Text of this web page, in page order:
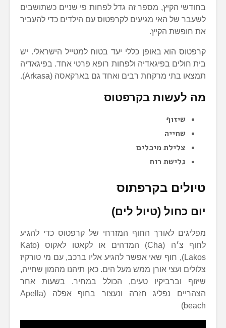
בחודשי הקיץ, מספר זה גדל לפחות פי שניים כשתושבים
לשעבר של האי מגיעים לקרפטוס עם הילדים כדי להעביר
את חופשת הקיץ.
קרפטוס הוא באופן כללי יעד בטוח למטייל הישראלי. יש
בית חולים בפיגאדיה ולפחות רופא פרטי אחד. בפיגאדיה
תמצאו בתי מרקחת רבים ואחד גם בארקאסה (Arkasa).
מה לעשות בקרפטוס
שיזוף
שחייה
צלילת מיכלים
גלישת רוח
טיולים בקרפתוס
יום כחול (טיול לים)
מפליגים לאורך החוף המזרחי של קרפטוס כדי להגיע
לחוף צ׳ה (Cha) המדהים או לקאטו לאקוס (Kato
Lakos), חוף שאי אפשר להגיע אליו ברכב, עם מי טורקיז
צלולים ועצי אורן ממש מעל הים. כאן תיהנו מהמון שחייה,
שיזוף וברביקיו טעים, הכולל במחיר. בשעות אחר
הצהריים נפליג חזרה ונעצור בחוף אפלה (Apella
beach)